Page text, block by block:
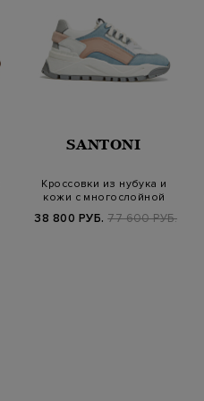
SANTONI
Кроссовки из нубука и
кожи с многослойной
38 800 РУБ. 77 600 РУБ.